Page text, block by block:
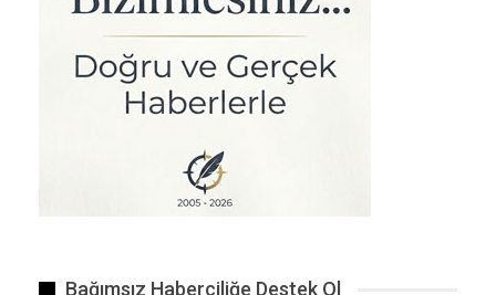
Detaylar, Haber Linki
Ekonomi
Ekonomi Tek Taraflı Çalışıyor
Bağımsız Haberciliğe Destek Ol